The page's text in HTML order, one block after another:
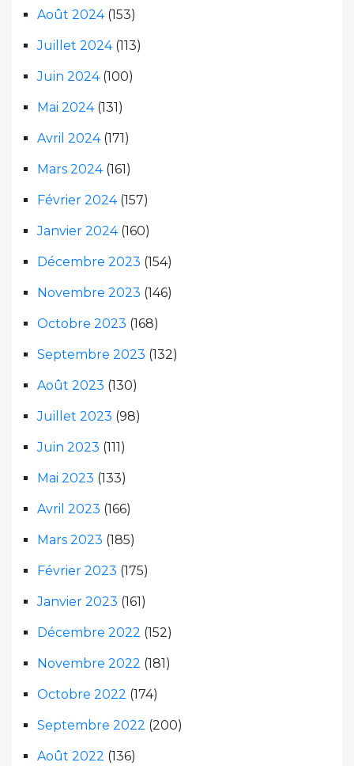
Août 2024(153)
Juillet 2024(113)
Juin 2024(100)
Mai 2024(131)
Avril 2024(171)
Mars 2024(161)
Février 2024(157)
Janvier 2024(160)
Décembre 2023 (154)
Novembre 2023 (146)
Octobre 2023 (168)
Septembre 2023 (132)
Août 2023 (130)
Juillet 2023 (98)
Juin 2023 (111)
Mai 2023 (133)
Avril 2023 (166)
Mars 2023 (185)
Février 2023 (175)
Janvier 2023 (161)
Décembre 2022 (152)
Novembre 2022 (181)
Octobre 2022 (174)
Septembre 2022 (200)
Août 2022 (136)